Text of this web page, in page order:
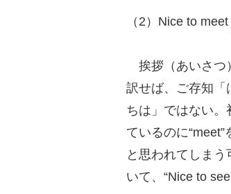
（2）Nice to
挨拶（あいさつ
訳せば、ご存知「
ちは」ではない。
ているのに
と思われてしまう
いて、“Nice to